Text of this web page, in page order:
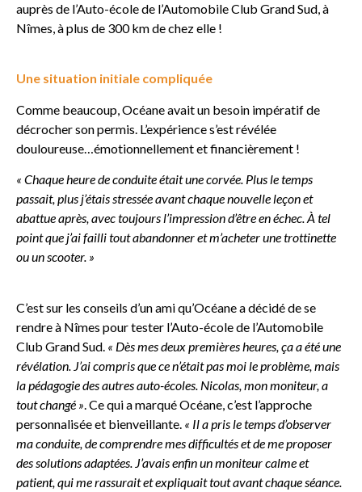
auprès de l’Auto-école de l’Automobile Club Grand Sud, à
Nîmes, à plus de 300 km de chez elle !
Une situation initiale compliquée
Comme beaucoup, Océane avait un besoin impératif de
décrocher son permis. L’expérience s’est révélée
douloureuse…émotionnellement et financièrement !
« Chaque heure de conduite était une corvée. Plus le temps
passait, plus j’étais stressée avant chaque nouvelle leçon et
abattue après, avec toujours l’impression d’être en échec. À tel
point que j’ai failli tout abandonner et m’acheter une trottinette
ou un scooter. »
C’est sur les conseils d’un ami qu’Océane a décidé de se
rendre à Nîmes pour tester l’Auto-école de l’Automobile
Club Grand Sud. « Dès mes deux premières heures, ça a été une
révélation. J’ai compris que ce n’était pas moi le problème, mais
la pédagogie des autres auto-écoles. Nicolas, mon moniteur, a
tout changé » . Ce qui a marqué Océane, c’est l’approche
personnalisée et bienveillante. « Il a pris le temps d’observer
ma conduite, de comprendre mes difficultés et de me proposer
des solutions adaptées. J’avais enfin un moniteur calme et
patient, qui me rassurait et expliquait tout avant chaque séance.